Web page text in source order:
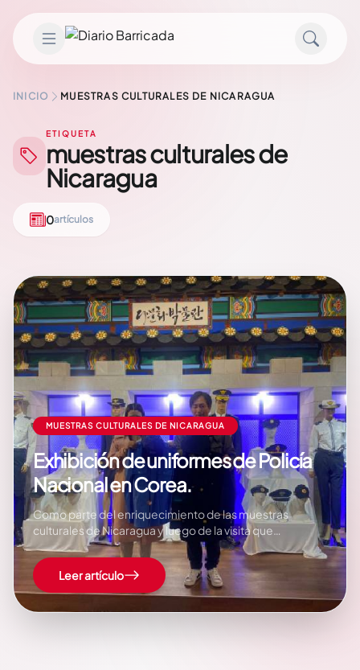
INICIO MUESTRAS CULTURALES DE NICARAGUA
ETIQUETA
muestras culturales de
Nicaragua
0artículos
MUESTRAS CULTURALES DE NICARAGUA
Exhibición de uniformes de Policía
Nacional en Corea.
Como parte del enriquecimiento de las muestras
culturales de Nicaragua y luego de la visita que
realizamos el pasado 12 de Abril al Museo Multicultural en
Corea, el cual solicitó que nuestro País formara parte de
la exhibición de uniformes policiales de más de 40
Países del mundo, este Jueves…
Leer artículo